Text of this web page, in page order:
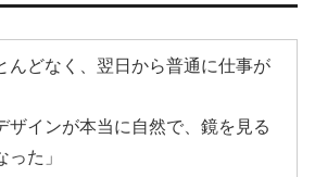
んどなく、翌日から普通に仕事が
ザインが本当に自然で、鏡を見る
た」